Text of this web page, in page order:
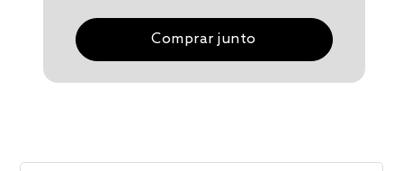
Comprar junto